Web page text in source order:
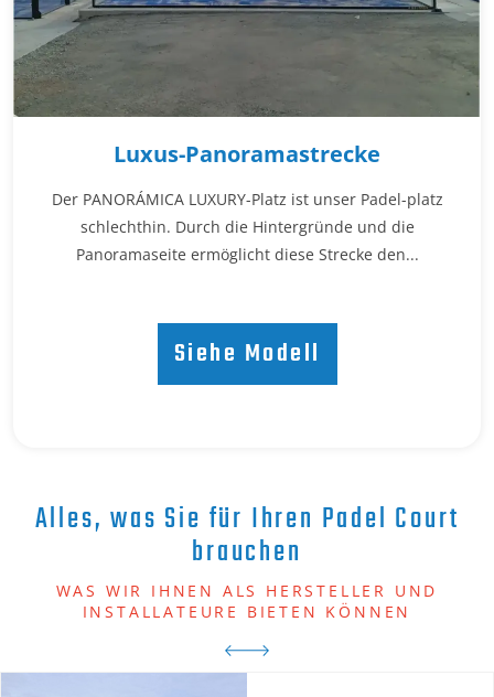
Luxus-Panoramastrecke
Der PANORÁMICA LUXURY-Platz ist unser Padel-platz
schlechthin. Durch die Hintergründe und die
Panoramaseite ermöglicht diese Strecke den...
Siehe Modell
Alles, was Sie für Ihren Padel Court
brauchen
WAS WIR IHNEN ALS HERSTELLER UND
INSTALLATEURE BIETEN KÖNNEN